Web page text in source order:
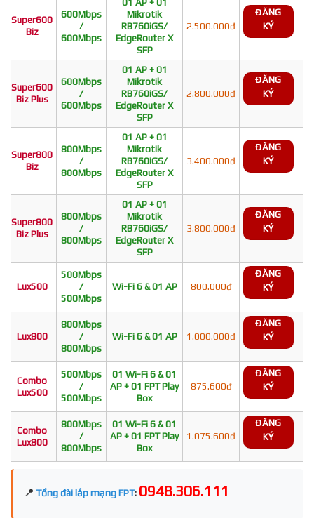
Super600
Biz
600Mbps
/
600Mbps
Mikrotik
RB760iGS/
EdgeRouter X
SFP
2.500.000đ
ĐĂNG
KÝ
Super600
Biz Plus
600Mbps
/
600Mbps
01 AP + 01
Mikrotik
RB760iGS/
EdgeRouter X
SFP
2.800.000đ
ĐĂNG
KÝ
Super800
Biz
800Mbps
/
800Mbps
01 AP + 01
Mikrotik
RB760iGS/
EdgeRouter X
SFP
3.400.000đ
ĐĂNG
KÝ
Super800
Biz Plus
800Mbps
/
800Mbps
01 AP + 01
Mikrotik
RB760iGS/
EdgeRouter X
SFP
3.800.000đ
ĐĂNG
KÝ
Lux500
500Mbps
/
500Mbps
Wi-Fi 6 & 01 AP 800.000đ
ĐĂNG
KÝ
Lux800
800Mbps
/
800Mbps
Wi-Fi 6 & 01 AP 1.000.000đ
ĐĂNG
KÝ
Combo
Lux500
500Mbps
/
500Mbps
01 Wi-Fi 6 & 01
AP + 01 FPT Play
Box
875.600đ
ĐĂNG
KÝ
Combo
Lux800
800Mbps
/
800Mbps
01 Wi-Fi 6 & 01
AP + 01 FPT Play
Box
1.075.600đ
ĐĂNG
KÝ
📍 Tổng đài lắp mạng FPT: 0948.306.111